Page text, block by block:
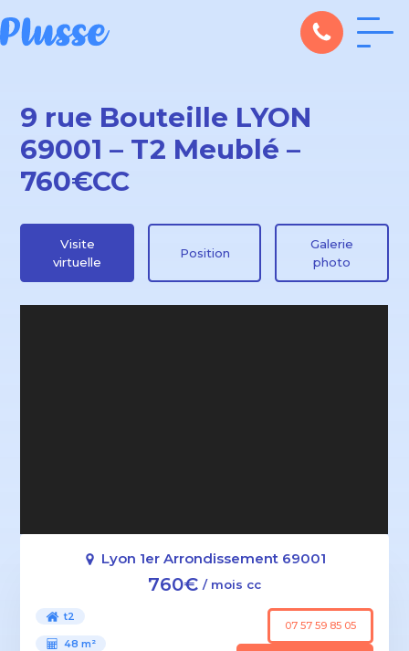
9 rue Bouteille LYON
69001 – T2 Meublé –
760€CC
Visite
virtuelle
Position
Galerie
photo
Lyon 1er Arrondissement 69001
760€ / mois cc
t2
48 m²
07 57 59 85 05